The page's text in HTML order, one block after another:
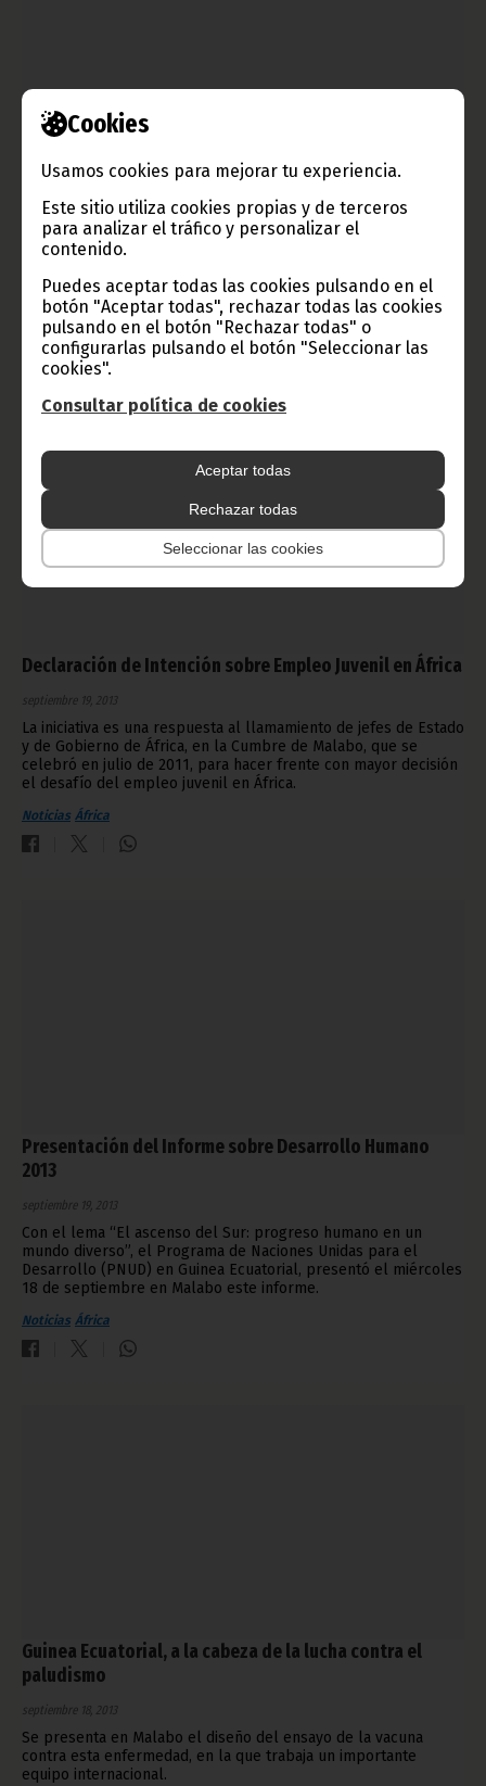
Cookies
Usamos cookies para mejorar tu experiencia.
Este sitio utiliza cookies propias y de terceros
para analizar el tráfico y personalizar el
contenido.
Puedes aceptar todas las cookies pulsando en el
botón "Aceptar todas", rechazar todas las cookies
pulsando en el botón "Rechazar todas" o
configurarlas pulsando el botón "Seleccionar las
cookies".
Consultar política de cookies
Aceptar todas
Rechazar todas
Seleccionar las cookies
Países de la CEMAC buscan un desarrollo armonioso
septiembre 20, 2013
Bajo el título: "Reflexiones Sobre la Actualidad Económica
clausuraron en Bangui, República Centroafricana, un taller con
el objetivo de unir esfuerzos.
Noticias África
Declaración de Intención sobre Empleo Juvenil en África
septiembre 19, 2013
La iniciativa es una respuesta al llamamiento de jefes de Estado
y de Gobierno de África, en la Cumbre de Malabo, que se
celebró en julio de 2011, para hacer frente con mayor decisión
el desafío del empleo juvenil en África.
Noticias África
Presentación del Informe sobre Desarrollo Humano
2013
septiembre 19, 2013
Con el lema “El ascenso del Sur: progreso humano en un
mundo diverso”, el Programa de Naciones Unidas para el
Desarrollo (PNUD) en Guinea Ecuatorial, presentó el miércoles
18 de septiembre en Malabo este informe.
Noticias África
Guinea Ecuatorial, a la cabeza de la lucha contra el
paludismo
septiembre 18, 2013
Se presenta en Malabo el diseño del ensayo de la vacuna
contra esta enfermedad, en la que trabaja un importante
equipo internacional.